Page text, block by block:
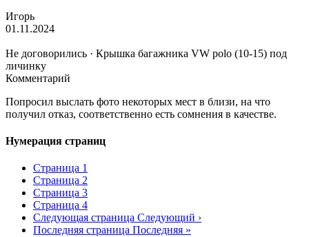
Игорь
01.11.2024
Не договорились · Крышка багажника VW polo (10-15) под
личинку
Комментарий
Попросил выслать фото некоторых мест в близи, на что
получил отказ, соответственно есть сомнения в качестве.
Нумерация страниц
Страница 1
Страница 2
Страница 3
Страница 4
Следующая страница Следующий ›
Последняя страница Последняя »